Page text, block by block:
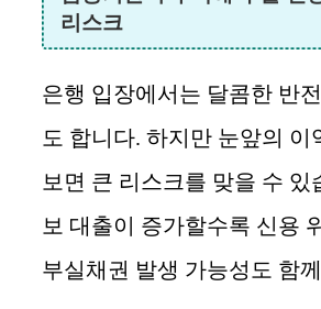
리스크
은행 입장에서는 달콤한 반
도 합니다. 하지만 눈앞의 이
보면 큰 리스크를 맞을 수 있
보 대출이 증가할수록 신용
부실채권 발생 가능성도 함